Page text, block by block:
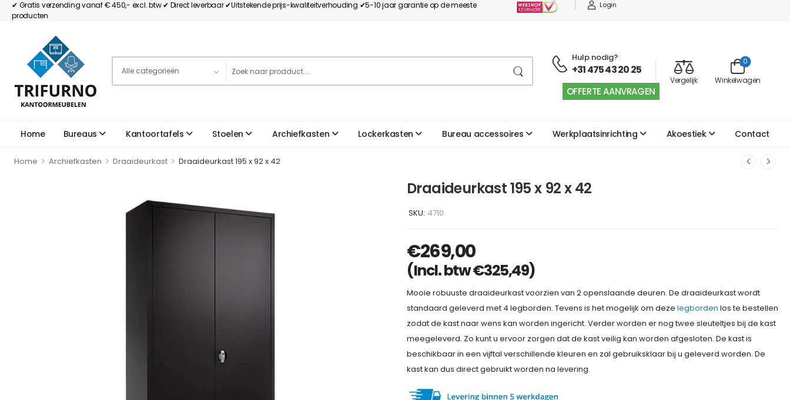
✔ Gratis verzending vanaf € 450,- excl. btw ✔ Direct leverbaar ✔Uitstekende prijs-kwaliteitverhouding ✔5-10 jaar garantie op de meeste
producten
Login
Hulp nodig? :
+31 475 43 20 25
OFFERTE AANVRAGEN
Vergelijk Winkelwagen
0
Home Bureaus Kantoortafels Stoelen Archiefkasten Lockerkasten Bureau accessoires Werkplaatsinrichting Akoestiek Contact
Home > Archiefkasten > Draaideurkast > Draaideurkast 195 x 92 x 42
Draaideurkast 195 x 92 x 42
SKU: 4710
€269,00
(Incl. btw€325,49)
Mooie robuuste draaideurkast voorzien van 2 openslaande deuren. De draaideurkast wordt
standaard geleverd met 4 legborden. Tevens is het mogelijk om deze legborden los te bestellen
zodat de kast naar wens kan worden ingericht. Verder worden er nog twee sleuteltjes bij de kast
meegeleverd. Zo kunt u ervoor zorgen dat de kast veilig kan worden afgesloten. De kast is
beschikbaar in een vijftal verschillende kleuren en zal gebruiksklaar bij u geleverd worden. De
kast kan dus direct gebruikt worden na levering.